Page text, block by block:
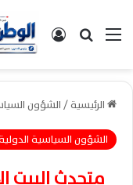
القائمةبحث عن تسجيل
الرئيسية/الشؤون
الشؤون السياسية
متحدث البيت